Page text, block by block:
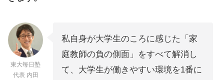
東大毎日塾
代表 内田
私自身が大学生のころに感じた「家
庭教師の負の側面」をすべて解消し
て、大学生が働きやすい環境を1番に